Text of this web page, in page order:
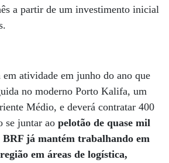
a partir de um investimento inicial
atividade em junho do ano que
no moderno Porto Kalifa, um
Médio, e deverá contratar 400
se juntar ao pelotão de quase mil
já mantém trabalhando em
em áreas de logística,